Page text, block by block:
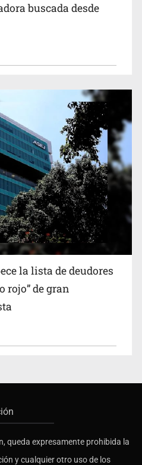
a ex pareja y procesan a
buscada desde
la lista de deudores
rojo” de gran
queda expresamente prohibida la
y cualquier otro uso de los